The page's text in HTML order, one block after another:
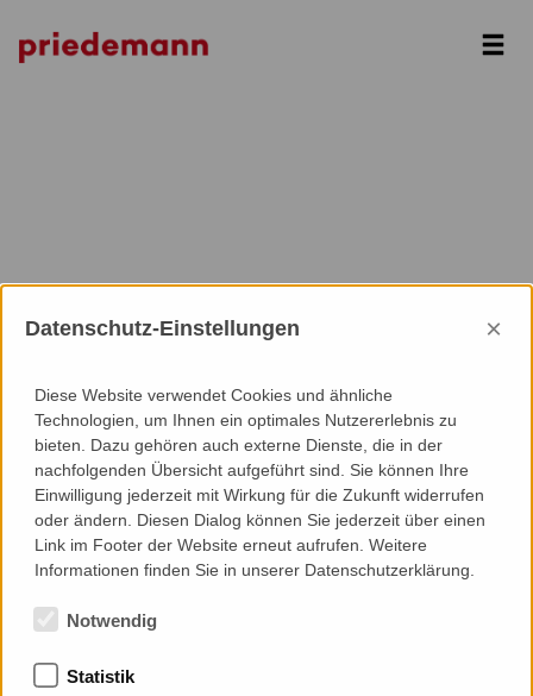
Memberships
Datenschutz-Einstellungen ×
Diese Website verwendet Cookies und ähnliche
Technologien, um Ihnen ein optimales Nutzererlebnis zu
bieten. Dazu gehören auch externe Dienste, die in der
nachfolgenden Übersicht aufgeführt sind. Sie können Ihre
Einwilligung jederzeit mit Wirkung für die Zukunft widerrufen
oder ändern. Diesen Dialog können Sie jederzeit über einen
Link im Footer der Website erneut aufrufen. Weitere
Informationen finden Sie in unserer Datenschutzerklärung.
Notwendig
Statistik